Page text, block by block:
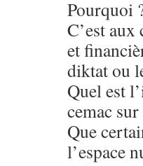
Pourquoi
C’est
et
diktat ou
Quel est
cemac
Que
l’espace